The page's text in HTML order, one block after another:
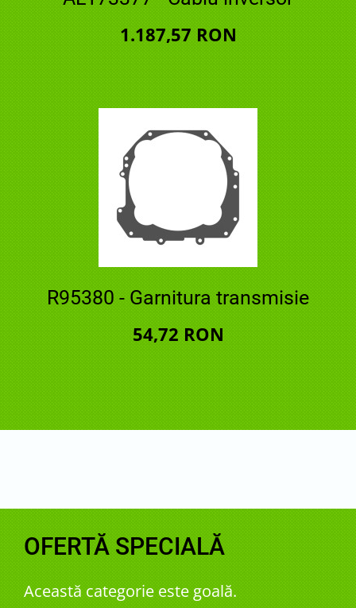
1.187,57 RON
R95380 - Garnitura transmisie
54,72 RON
OFERTĂ SPECIALĂ
Această categorie este goală.